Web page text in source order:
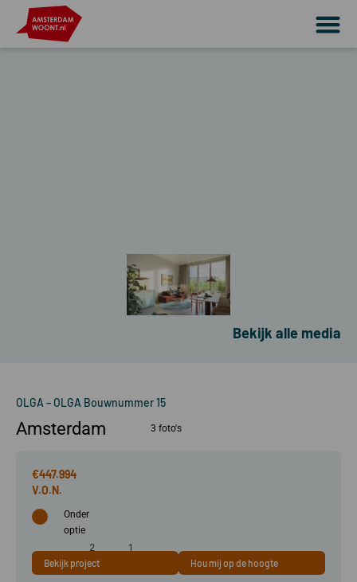
Bekijk alle media
OLGA – OLGA Bouwnummer 15
Amsterdam 3 foto's
€447.994
Onder
optie
52 m²
2
kamer(s)
1
Bekijk project Hou mij op de hoogte